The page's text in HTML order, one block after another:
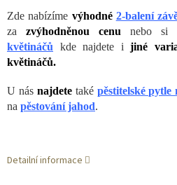
Zde nabízíme výhodné 2-balení
za zvýhodněnou cenu nebo si
květináčů kde najdete i jiné
květináčů.
U nás najdete také pěstitelské
na pěstování jahod.
Detailní informace